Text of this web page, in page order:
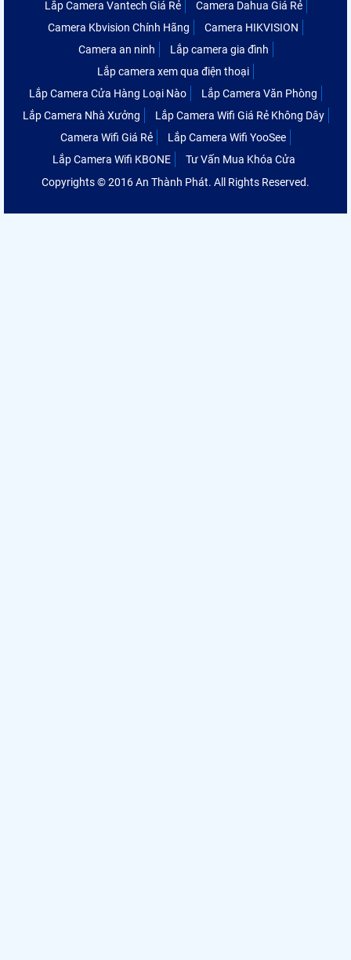
Lắp Camera Vantech Giá Rẻ
Camera Dahua Giá Rẻ
Camera Kbvision Chính Hãng
Camera HIKVISION
Camera an ninh
Lắp camera gia đình
Lắp camera xem qua điện thoại
Lắp Camera Cửa Hàng Loại Nào
Lắp Camera Văn Phòng
Lắp Camera Nhà Xưởng
Lắp Camera Wifi Giá Rẻ Không Dây
Camera Wifi Giá Rẻ
Lắp Camera Wifi YooSee
Lắp Camera Wifi KBONE
Tư Vấn Mua Khóa Cửa
Copyrights © 2016 An Thành Phát. All Rights Reserved.